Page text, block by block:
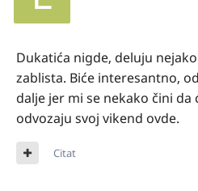
Dukatića nigde, deluju
zablista. Biće interesantno,
dalje jer mi se nekako čini da
odvozaju svoj vikend ovde.
Citat